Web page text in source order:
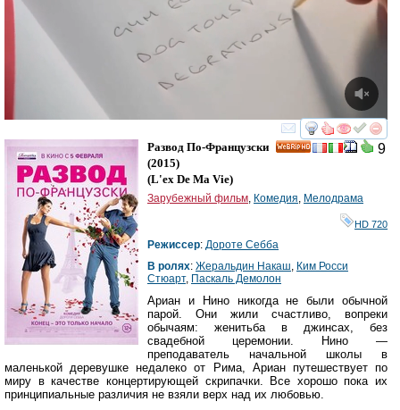
смотреть
9
Развод По-Французски
(2015)
(L'ex De Ma Vie)
Зарубежный фильм, Комедия, Мелодрама
HD 720
Режиссер: Дороте Себба
В ролях: Жеральдин Накаш, Ким Росси
Стюарт, Паскаль Демолон
Ариан и Нино никогда не были обычной
парой. Они жили счастливо, вопреки
обычаям: женитьба в джинсах, без
свадебной церемонии. Нино —
преподаватель начальной школы в
маленькой деревушке недалеко от Рима, Ариан путешествует по
миру в качестве концертирующей скрипачки. Все хорошо пока их
принципиальные различия не взяли верх над их любовью.